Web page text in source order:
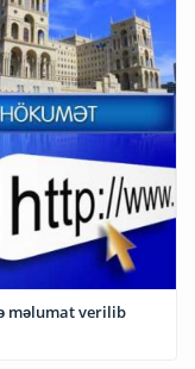
məlumat verilib